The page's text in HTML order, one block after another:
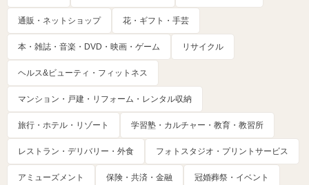
通販・ネットショップ 花・ギフト・手芸
本・雑誌・音楽・DVD・映画・ゲーム リサイクル
ヘルス&ビューティ・フィットネス
マンション・戸建・リフォーム・レンタル収納
旅行・ホテル・リゾート 学習塾・カルチャー・教育・教習所
レストラン・デリバリー・外食 フォトスタジオ・プリントサービス
アミューズメント 保険・共済・金融 冠婚葬祭・イベント